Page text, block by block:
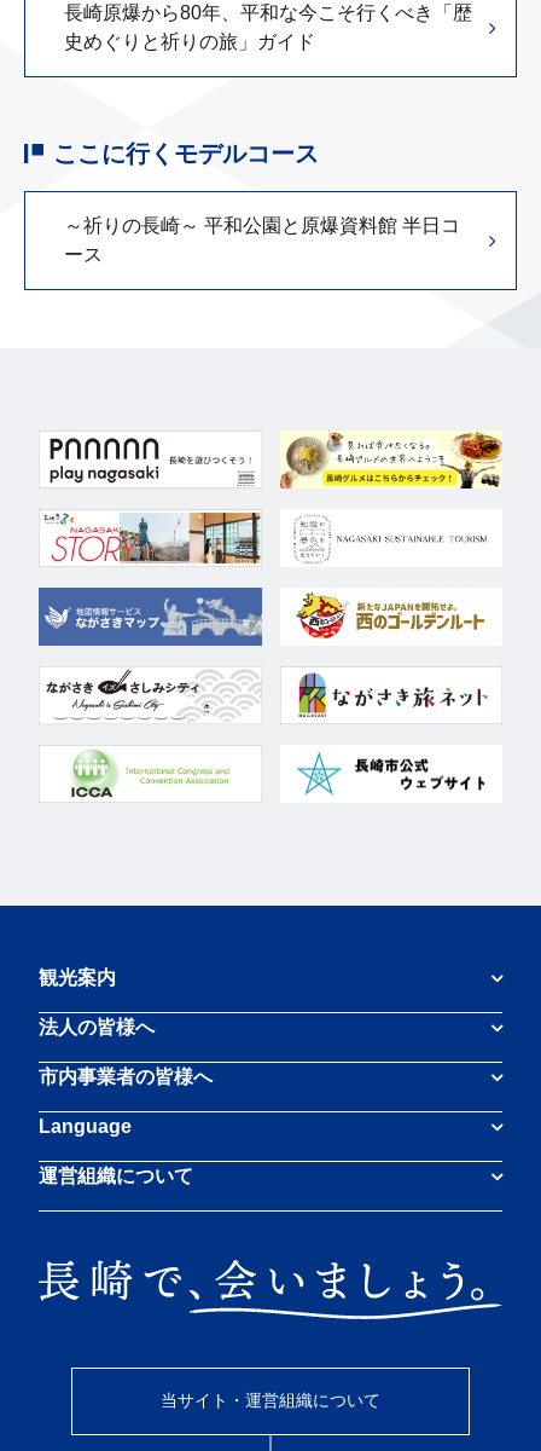
長崎原爆から80年、平和な今こそ行くべき「歴
史めぐりと祈りの旅」ガイド
ここに行くモデルコース
～祈りの長崎～ 平和公園と原爆資料館 半日コ
ース
観光案内
法人の皆様へ
市内事業者の皆様へ
Language
運営組織について
当サイト・運営組織について